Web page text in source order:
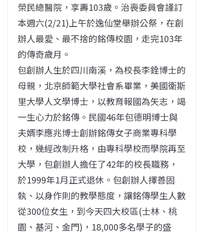
榮民總醫院，享壽103歲。治喪委員會謹訂
本週六(2/21)上午於逸仙堂舉辦公祭，在創
辦人最愛、最不捨的銘傳校園，走完103年
的傳奇歲月。
包創辦人生於四川南溪，為校長李銓博士的
母親，北京師範大學社會系畢業，美國衛斯
里大學人文學博士，以教育報國為矢志，竭
一生心力於銘傳。民國46年包德明博士與
夫婿李應兆博士創辦銘傳女子商業專科學
校，幾經改制升格，由專科學校而學院再至
大學，包創辦人擔任了42年的校長職務，
於1999年1月正式退休。包創辦人擇善固
執、以身作則的教學態度，讓銘傳學生人數
從300位女生，到今天四大校區(士林、桃
園、基河、金門)，18,000多名學子的盛